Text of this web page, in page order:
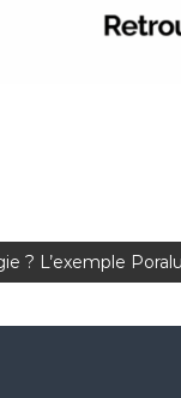
? L’exemple